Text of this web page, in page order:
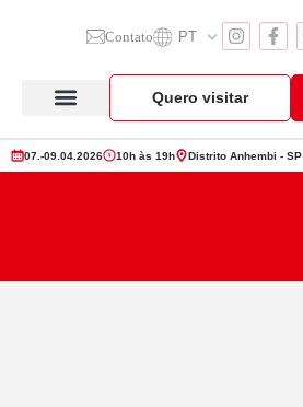
Contato PT
Quero visitar
07.-09.04.2026 10h às 19h Distrito Anhembi - SP